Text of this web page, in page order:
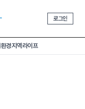
로그인
환경지역라이프